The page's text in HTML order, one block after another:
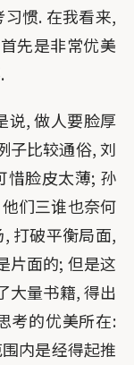
惯. 在我看来,
先是非常优美
说, 做人要脸厚
子比较通俗, 刘
惜脸皮太薄; 孙
们三谁也奈何
打破平衡局面,
片面的; 但是这
大量书籍, 得出
考的优美所在:
内是经得起推